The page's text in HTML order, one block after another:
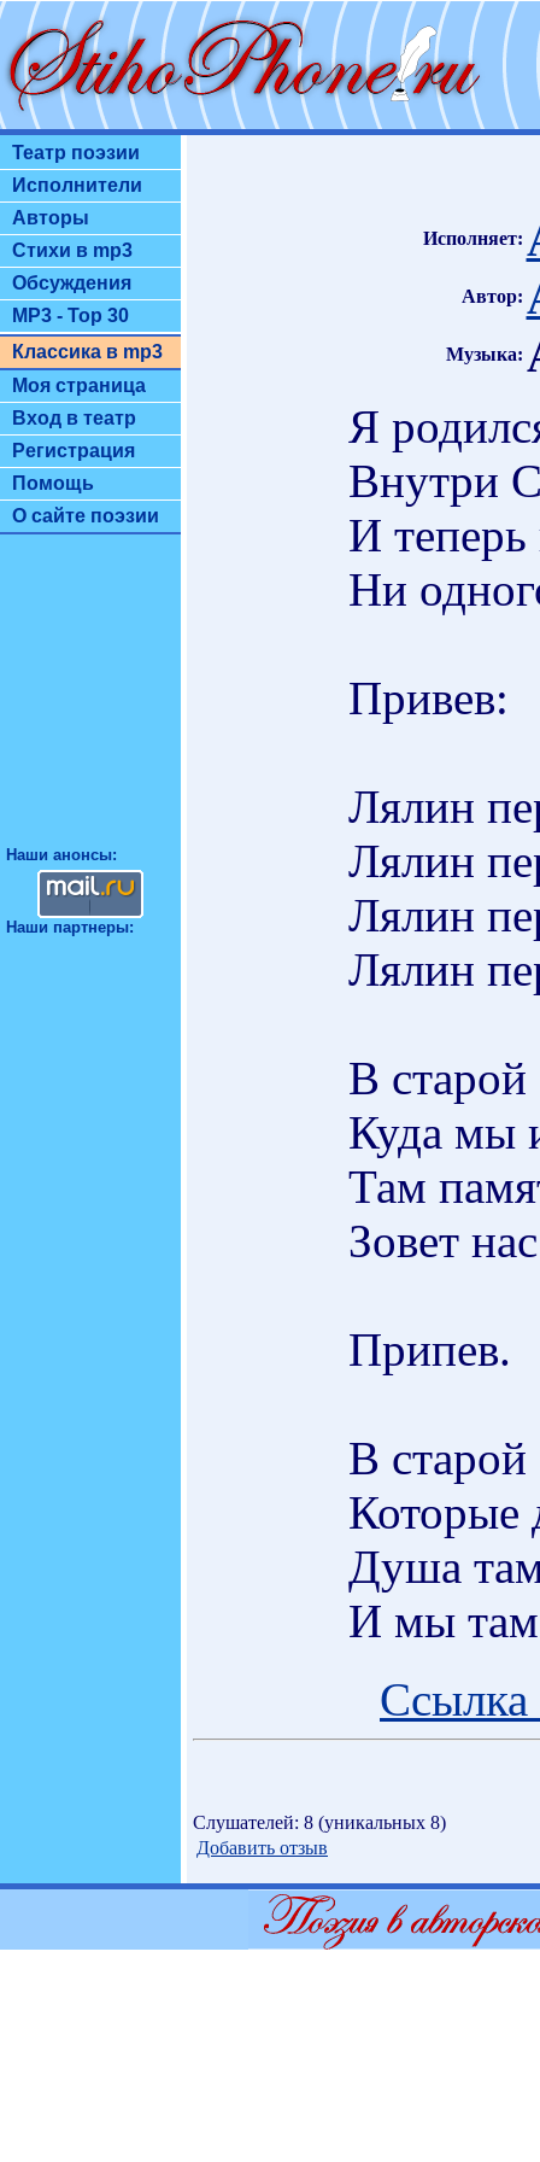
Театр поэзии
Исполнители
Авторы
Стихи в mp3
Обсуждения
MP3 - Top 30
Классика в mp3
Моя страница
Вход в театр
Регистрация
Помощь
О сайте поэзии
Наши анонсы:
Наши партнеры:
Исполняет:
Автор:
Музыка:
Я
Внутри
И теперь
Ни
Привев:
Лялин
Лялин
Лялин
Лялин
В старой
Куда мы
Там
Зовет
Припев.
В старой
Которые
Душа там
И мы там
Ссылка
Слушателей: 8 (уникальных 8)
Добавить отзыв